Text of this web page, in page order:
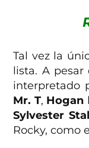
Tal vez la
lista. A
interpretado
Mr. T, Hogan
Sylvester
Rocky, como